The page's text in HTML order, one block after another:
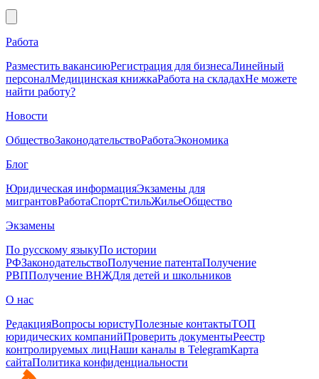
Работа
Разместить вакансиюРегистрация для бизнесаЛинейный
персоналМедицинская книжкаРабота на складахНе можете
найти работу?
Новости
ОбществоЗаконодательствоРаботаЭкономика
Блог
Юридическая информацияЭкзамены для
мигрантовРаботаСпортСтильЖильеОбщество
Экзамены
По русскому языкуПо истории
РФЗаконодательствоПолучение патентаПолучение
РВППолучение ВНЖДля детей и школьников
О нас
РедакцияВопросы юристуПолезные контактыТОП
юридических компанийПроверить документыРеестр
контролируемых лицНаши каналы в TelegramКарта
сайтаПолитика конфиденциальности